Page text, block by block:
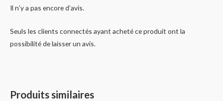
Il n’y a pas encore d’avis.
Seuls les clients connectés ayant acheté ce produit ont la
possibilité de laisser un avis.
Produits similaires